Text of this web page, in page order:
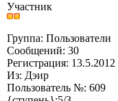
Участник
Группа: Пользователи
Сообщений: 30
Регистрация: 13.5.2012
Из: Дэир
Пользователь №: 609